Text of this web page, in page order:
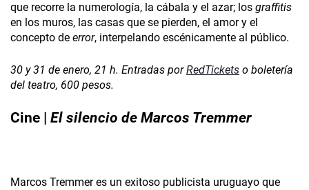
que recorre la numerología, la cábala y el azar; los graffitis
en los muros, las casas que se pierden, el amor y el
concepto de error, interpelando escénicamente al público.
30 y 31 de enero, 21 h. Entradas porRedTickets o boletería
del teatro, 600 pesos.
Cine | El silencio de Marcos Tremmer
Marcos Tremmer es un exitoso publicista uruguayo que